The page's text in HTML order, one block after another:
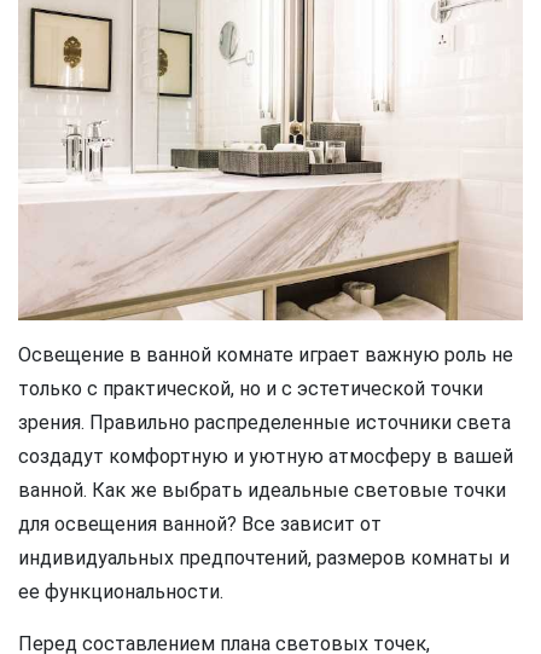
Освещение в ванной комнате играет важную роль не
только с практической, но и с эстетической точки
зрения. Правильно распределенные источники света
создадут комфортную и уютную атмосферу в вашей
ванной. Как же выбрать идеальные световые точки
для освещения ванной? Все зависит от
индивидуальных предпочтений, размеров комнаты и
ее функциональности.
Перед составлением плана световых точек,